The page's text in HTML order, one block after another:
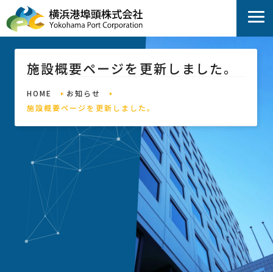
施設概要ページを更新しました。
HOME
お知らせ
施設概要ページを更新しました。